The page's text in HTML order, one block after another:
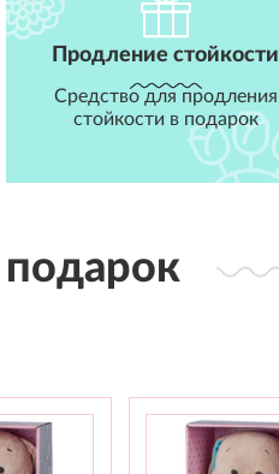
Продление стойкости
Средство для продления
стойкости в подарок